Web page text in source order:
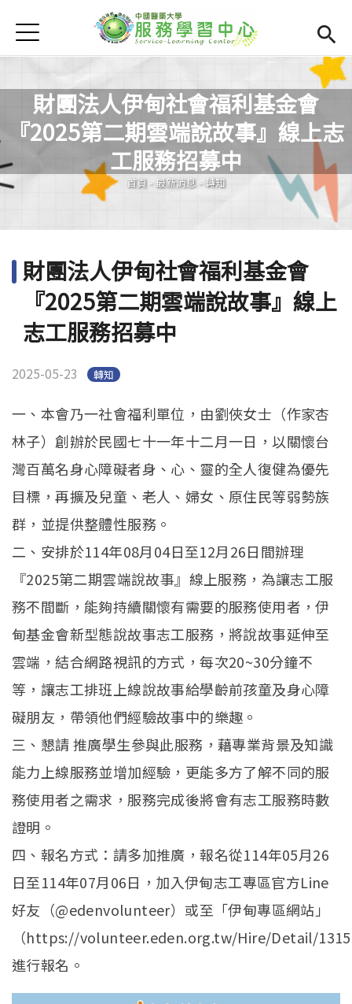
首頁
學務處首頁(link is external)
Open
服學資訊
Open
最新消息
Open submenu (相關連結)
相關連結
Open submenu (活動集錦)
Open submenu (服務智庫)
服務智庫
服學專刊
Jump to Navigation
Jump to Main content
財團法人伊甸社會福利基金會
『2025第二期雲端說故事』線上志
工服務招募中
您在這裡
首頁 - 最新消息 - 轉知
財團法人伊甸社會福利基金會
『2025第二期雲端說故事』線上
志工服務招募中
2025-05-23 轉知
一、本會乃一社會福利單位，由劉俠女士（作家杏
林子）創辦於民國七十一年十二月一日，以關懷台
灣百萬名身心障礙者身、心、靈的全人復健為優先
目標，再擴及兒童、老人、婦女、原住民等弱勢族
群，並提供整體性服務。
二、安排於114年08月04日至12月26日間辦理
『2025第二期雲端說故事』線上服務，為讓志工服
務不間斷，能夠持續關懷有需要的服務使用者，伊
甸基金會新型態說故事志工服務，將說故事延伸至
雲端，結合網路視訊的方式，每次20~30分鐘不
等，讓志工排班上線說故事給學齡前孩童及身心障
礙朋友，帶領他們經驗故事中的樂趣。
三、懇請 推廣學生參與此服務，藉專業背景及知識
能力上線服務並增加經驗，更能多方了解不同的服
務使用者之需求，服務完成後將會有志工服務時數
證明。
四、報名方式：請多加推廣，報名從114年05月26
日至114年07月06日，加入伊甸志工專區官方Line
好友（@edenvolunteer）或至「伊甸專區網站」
（https://volunteer.eden.org.tw/Hire/Detail/
進行報名。